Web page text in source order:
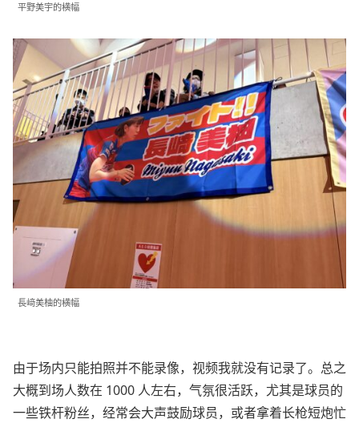
平野美宇的横幅
長﨑美柚的横幅
由于场内只能拍照并不能录像，视频我就没有记录了。总之
大概到场人数在 1000 人左右，气氛很活跃，尤其是球员的
一些铁杆粉丝，经常会大声鼓励球员，或者拿着长枪短炮忙